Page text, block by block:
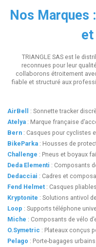
Nos Marques
et
TRIANGLE SAS est le
reconnues pour leur
collaborons étroitement
fiable et structuré aux
AirBell
: Sonnette tracker
Atelya : Marque française
Bern : Casques pour cyclistes
BikeParka : Housses de
Challenge : Pneus et boyaux
Deda Elementi : Composants
Dedacciai : Cadres et
Fend Helmet : Casques
Kryptonite : Solutions antivol
Loop : Supports téléphone
Miche : Composants de vélo
O.Symetric : Plateaux conçus
Pelago : Porte-bagages urbains